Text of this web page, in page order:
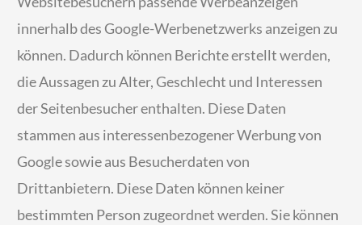
innerhalb des Google-Werbenetzwerks anzeigen zu
können. Dadurch können Berichte erstellt werden,
die Aussagen zu Alter, Geschlecht und Interessen
der Seitenbesucher enthalten. Diese Daten
stammen aus interessenbezogener Werbung von
Google sowie aus Besucherdaten von
Drittanbietern. Diese Daten können keiner
bestimmten Person zugeordnet werden. Sie können